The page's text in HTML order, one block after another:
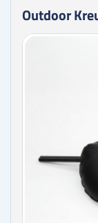
Outdoor
Zum
Zum